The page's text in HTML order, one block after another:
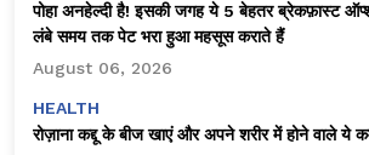
पोहा अनहेल्दी है! इसकी जगह ये 5 बेहतर ब्रेकफ़ास्ट
लंबे समय तक पेट भरा हुआ महसूस कराते हैं
August 06, 2026
HEALTH
रोज़ाना कद्दू के बीज खाएं और अपने शरीर में होने वाले ये